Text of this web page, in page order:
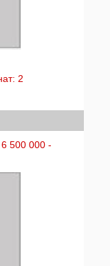
2
500 000 -